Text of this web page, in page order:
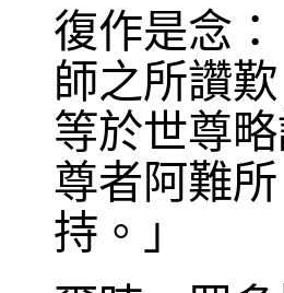
復作是念
師之所讚
等於世尊
尊者阿難
持。」